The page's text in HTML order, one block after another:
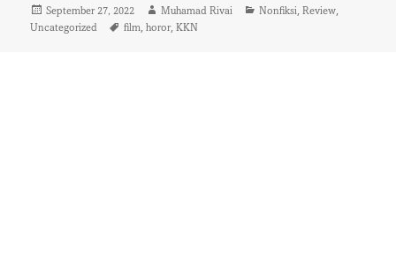
Posted
on
September 27, 2022 Author
Muhamad Rivai Categories
Nonfiksi,Review,
Uncategorized Tags
film,horor,KKN